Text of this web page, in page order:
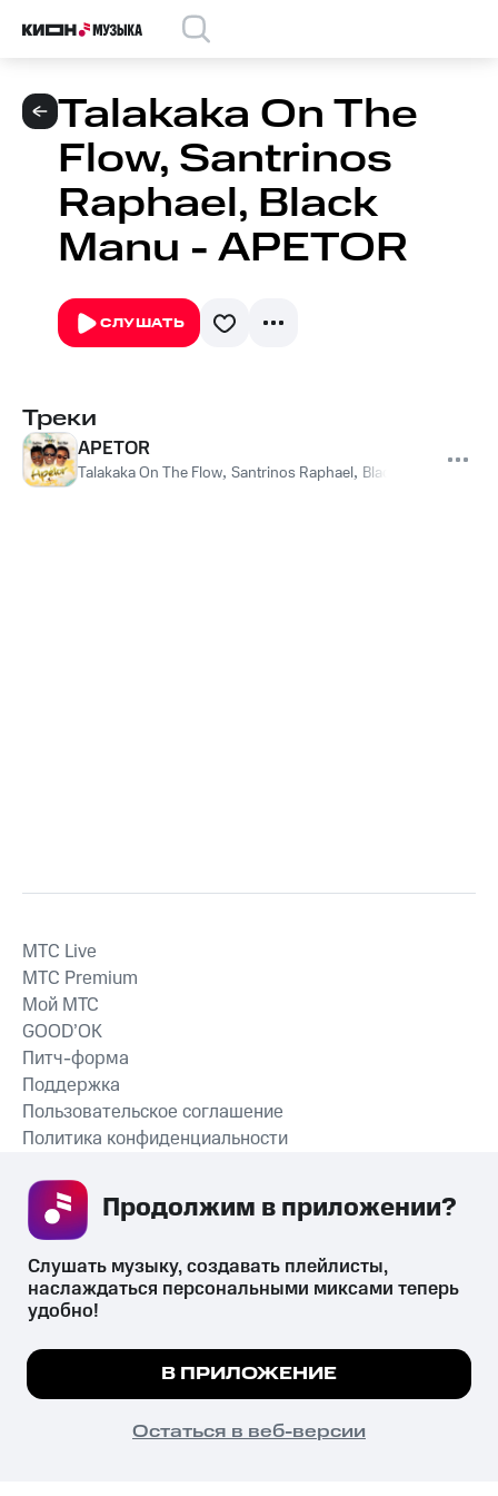
Talakaka On The
Flow, Santrinos
Raphael, Black
Manu - APETOR
СЛУШАТЬ
Треки
APETOR
Talakaka On The Flow, Santrinos Raphael, Black Manu
СКАЧАТЬ ПРИЛОЖЕНИЕ
MTС Live
MTС Premium
Мой МТС
GOOD’OK
Питч-форма
Поддержка
Пользовательское соглашение
Политика конфиденциальности
психотропных веществ, их аналогов причиняет вред здоровью,
их незаконный оборот запрещён и влечёт установленную
законодательством ответственность.
© 2026 ООО «КИОН».
Все права защищены
Мы используем куки, чтобы на сайте все
Подробнее
ПОНЯТНО
Слушать музыку, создавать плейлисты,
наслаждаться персональными миксами теперь
удобно!
В ПРИЛОЖЕНИЕ
Остаться в веб-версии